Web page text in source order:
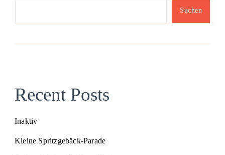
Suchen
Recent Posts
Inaktiv
Kleine Spritzgebäck-Parade